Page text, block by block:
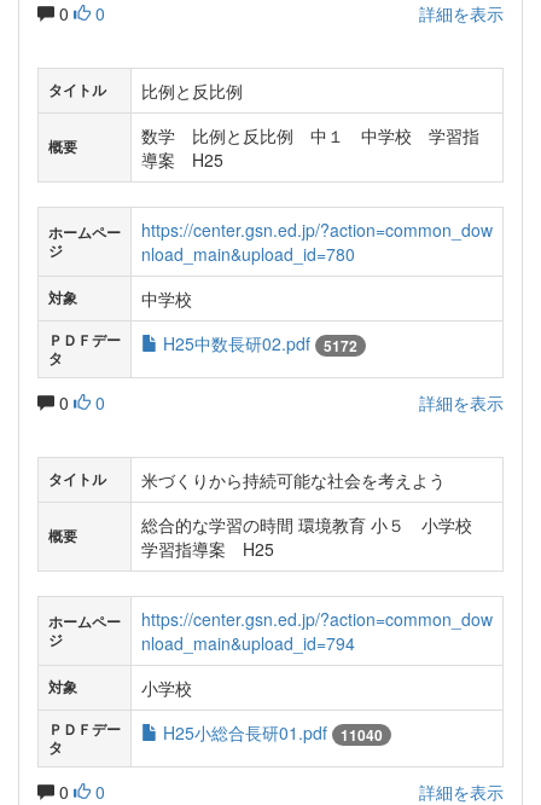
0 0 詳細を表示
タイトル 比例と反比例
概要
数学 比例と反比例 中１ 中学校 学習指
導案 H25
ホームペー
ジ
https://center.gsn.ed.jp/?action=common_dow
nload_main&upload_id=780
対象 中学校
ＰＤＦデー
タ
H25中数長研02.pdf 5172
0 0 詳細を表示
タイトル 米づくりから持続可能な社会を考えよう
概要
総合的な学習の時間 環境教育 小５ 小学校
学習指導案 H25
ホームペー
ジ
https://center.gsn.ed.jp/?action=common_dow
nload_main&upload_id=794
対象 小学校
ＰＤＦデー
タ
H25小総合長研01.pdf 11040
0 0 詳細を表示